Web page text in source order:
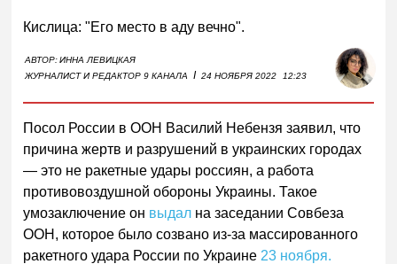
Кислица: "Его место в аду вечно".
АВТОР:ИННА ЛЕВИЦКАЯ
ЖУРНАЛИСТ И РЕДАКТОР 9 КАНАЛА
I 24 НОЯБРЯ 2022 12:23
Посол России в ООН Василий Небензя заявил, что
причина жертв и разрушений в украинских городах
— это не ракетные удары россиян, а работа
противовоздушной обороны Украины. Такое
умозаключение он выдал на заседании Совбеза
ООН, которое было созвано из-за массированного
ракетного удара России по Украине 23 ноября.